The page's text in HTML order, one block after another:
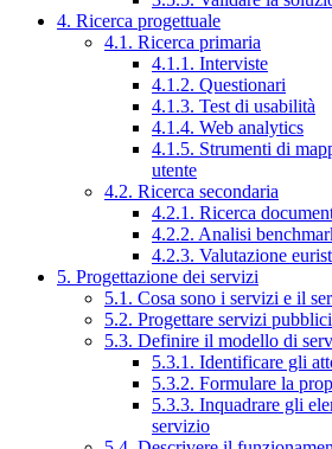
4. Ricerca progettuale
4.1. Ricerca primaria
4.1.1. Interviste
4.1.2. Questionari
4.1.3. Test di usabilità
4.1.4. Web analytics
4.1.5. Strumenti di
utente
4.2. Ricerca secondaria
4.2.1. Ricerca
4.2.2. Analisi
4.2.3. Valutazione
5. Progettazione dei servizi
5.1. Cosa sono i servizi e il
5.2. Progettare servizi
5.3. Definire il modello di
5.3.1. Identificare gli
5.3.2. Formulare la
5.3.3. Inquadrare gli
servizio